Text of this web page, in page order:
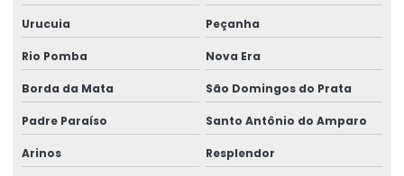
Talha Fixa Aço Carbono Aplicações Industriais
Talha Fixa Aço Carbono Preço
Talha Fixa Cinta Industrial
Talha Fixa De Cabo De Aço
Urucuia Peçanha
Rio Pomba Nova Era
Borda da Mata São Domingos do Prata
Padre Paraíso Santo Antônio do Amparo
Arinos Resplendor